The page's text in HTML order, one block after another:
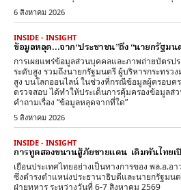
6 สิงหาคม 2026
INSIDE - INSIGHT
ข้อมูลหลุด…จาก“ประชาชน”ถึง “นายกรัฐมน
การเผยแพร่ข้อมูลส่วนบุคคลและภาพถ่ายบัตรป
ระดับสูง รวมถึงนายกรัฐมนตรี ผู้บริหารกระทรว
สูง บนโลกออนไลน์ ในช่วงที่กรณีข้อมูลผู้ครอบค
ตรวจสอบ ได้ทำให้ประเด็นการคุ้มครองข้อมูล
คำถามเรื่อง “ข้อมูลหลุดจากที่ใด”
5 สิงหาคม 2026
INSIDE - INSIGHT
การทูตสองขนานสู้ภัยชายแดน เดิมพันไทยเ
เยือนประเทศไทยอย่างเป็นทางการของ พล.อ.อ
ซึ่งดำรงตำแหน่งประธานาธิบดีและนายกรัฐมน
ฝ่ายทหาร ระหว่างวันที่ 6-7 สิงหาคม 2569